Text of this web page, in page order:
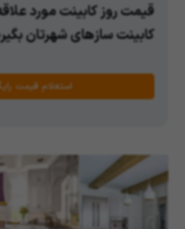
قیمت روز کابینت مورد
کابینت سازهای شهرتان
استعلام قیمت